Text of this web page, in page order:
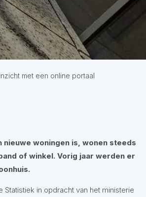
met een online portaal
woningen is, wonen steeds
of winkel. Vorig jaar werden er
in opdracht van het ministerie